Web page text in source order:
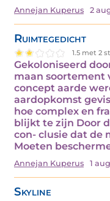
Annejan Kuperus 2
Ruimtegedicht
1.5 met 2
Gekoloniseerd
maan soortement
concept aarde
aardopkomst
hoe complex en
blijkt te zijn Door
con- clusie dat de
Moeten
Annejan Kuperus 1
Skyline